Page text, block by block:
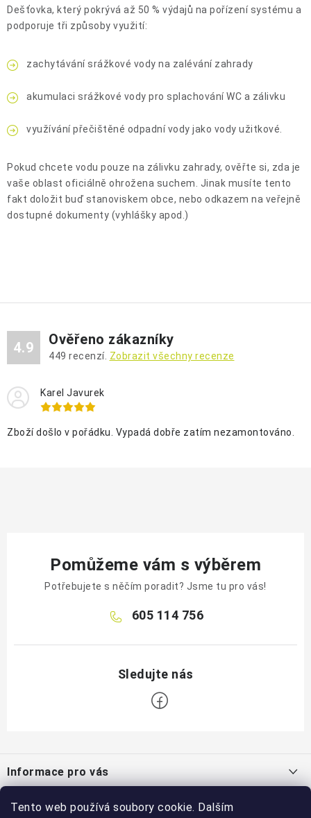
Tento web používá soubory cookie. Dalším
Dešťovka, který pokrývá až 50 % výdajů na pořízení systému a
podporuje tři způsoby využití:
zachytávání srážkové vody na zalévání zahrady
akumulaci srážkové vody pro splachování WC a zálivku
využívání přečištěné odpadní vody jako vody užitkové.
Pokud chcete vodu pouze na zálivku zahrady, ověřte si, zda je
vaše oblast oficiálně ohrožena suchem. Jinak musíte tento
fakt doložit buď stanoviskem obce, nebo odkazem na veřejně
dostupné dokumenty (vyhlášky apod.)
4.9 Ověřeno zákazníky
449 recenzí. Zobrazit všechny recenze
Karel Javurek
Zboží došlo v pořádku. Vypadá dobře zatím nezamontováno.
Pomůžeme vám s výběrem
Potřebujete s něčím poradit? Jsme tu pro vás!
605 114 756
pInformace pro vás
Blog